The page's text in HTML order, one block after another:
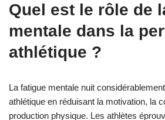
Quel est le rôle de
mentale dans la
athlétique ?
La fatigue mentale nuit
athlétique en réduisant la motivation, la
production physique. Les athlètes